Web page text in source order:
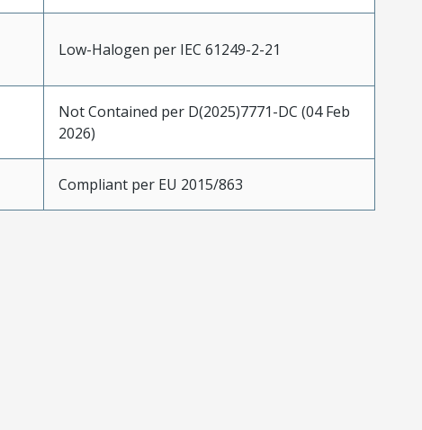
Low-Halogen per IEC 61249-2-21
Not Contained per D(2025)7771-DC (04 Feb
2026)
Compliant per EU 2015/863